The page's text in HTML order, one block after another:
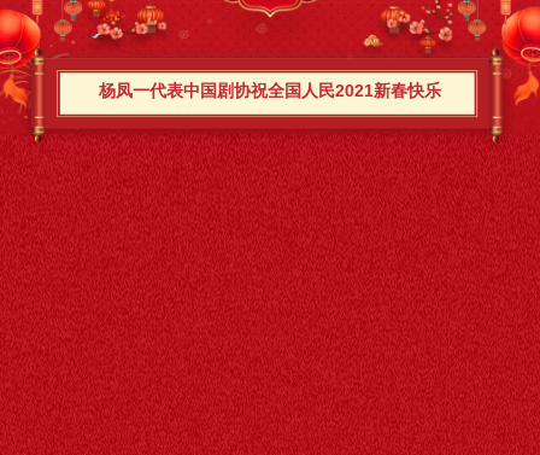
杨凤一代表中国剧协祝全国人民2021新春快乐